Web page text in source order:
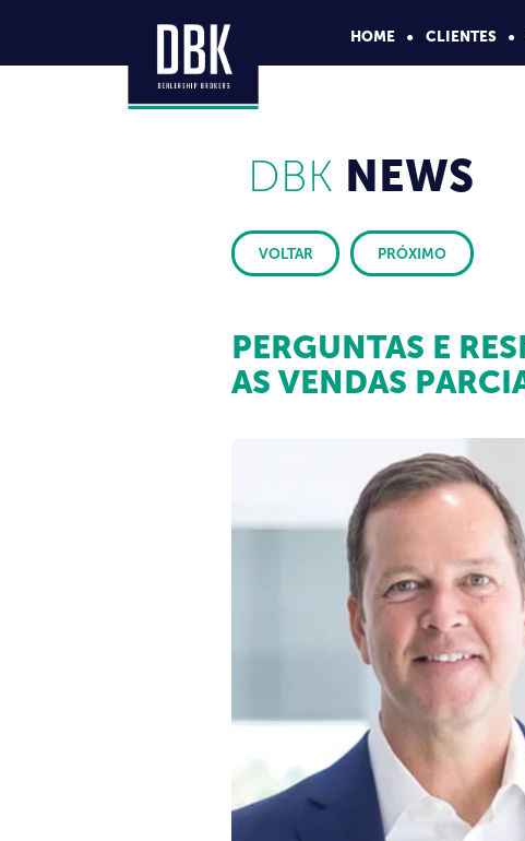
HOME CLIENTES
DBK NEWS
VOLTAR PRÓXIMO
PERGUNTAS E
AS VENDAS